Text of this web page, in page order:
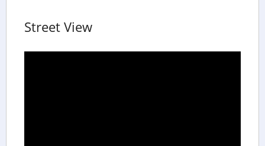
Street View